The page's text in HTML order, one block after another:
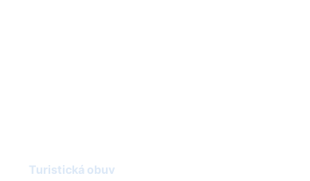
Turistická obuv